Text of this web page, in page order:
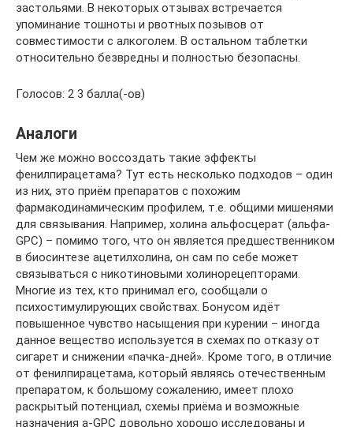
застольями. В некоторых отзывах встречается
упоминание тошноты и рвотных позывов от
совместимости с алкоголем. В остальном таблетки
относительно безвредны и полностью безопасны.
Голосов: 2 3 балла(-ов)
Аналоги
Чем же можно воссоздать такие эффекты
фенилпирацетама? Тут есть несколько подходов – один
из них, это приём препаратов с похожим
фармакодинамическим профилем, т.е. общими мишенями
для связывания. Например, холина альфосцерат (альфа-
GPC) – помимо того, что он является предшественником
в биосинтезе ацетилхолина, он сам по себе может
связываться с никотиновыми холинорецепторами.
Многие из тех, кто принимал его, сообщали о
психостимулирующих свойствах. Бонусом идёт
повышенное чувство насыщения при курении – иногда
данное вещество используется в схемах по отказу от
сигарет и снижении «пачка-дней». Кроме того, в отличие
от фенилпирацетама, который являясь отечественным
препаратом, к большому сожалению, имеет плохо
раскрытый потенциал, схемы приёма и возможные
назначения а-GPC довольно хорошо исследованы и